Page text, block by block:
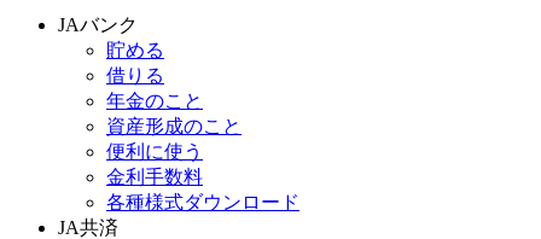
JAバンク
貯める
借りる
年金のこと
資産形成のこと
便利に使う
金利手数料
各種様式ダウンロード
JA共済